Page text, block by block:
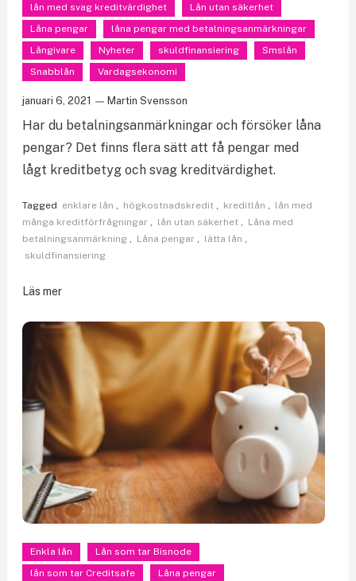
lån med svag kreditvärdighet
Lån utan säkerhet
Låna pengar
låna pengar med betalningsanmärkningar
Långivare
Nyheter skuldfinansiering
Smslån
Snabblån
Vardagsekonomi
januari 6, 2021 Martin Svensson
Har du betalningsanmärkningar och försöker låna
pengar? Det finns flera sätt att få pengar med
lågt kreditbetyg och svag kreditvärdighet.
Tagged enklare lån högkostnadskredit kreditlån
lån med
många kreditförfrågningar
lån utan säkerhet
Låna med
betalningsanmärkning
Låna pengar lätta lån
skuldfinansiering
Läs mer
Enkla lån
Lån som tar Bisnode
lån som tar Creditsafe
Låna pengar